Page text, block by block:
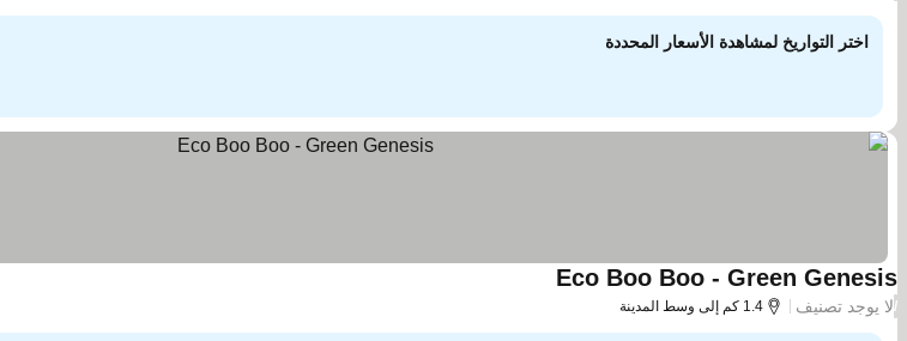
اختر التواريخ لمشاهدة الأسعار المحددة
Eco Boo Boo - Green Genesis
/لا يوجد تصنيف 1.4 كم إلى وسط المدينة